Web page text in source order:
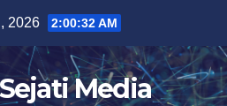
2026 2:00:33 AM
Media